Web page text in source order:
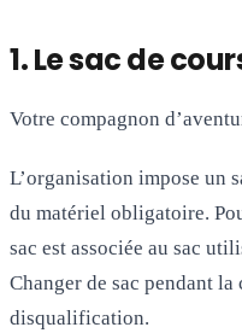
1. Le sac de
Votre compagnon
L’organisation impose un
du matériel obligatoire.
sac est associée au sac
Changer de sac pendant
disqualification.